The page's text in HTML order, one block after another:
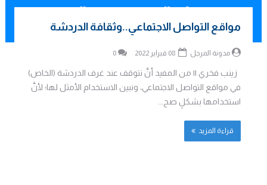
مواقع التواصل الاجتماعي..وثقافة الدردشة
مدونة المرجل 0
زينب فخري || من المفيد أنَّ نتوقف عند غرف الدردشة (الخاص)
في مواقع التواصل الاجتماعي، ونبين الاستخدام الأمثل لها؛ لأنَّ
استخدامها بشكلٍ صح...
قراءة المزيد